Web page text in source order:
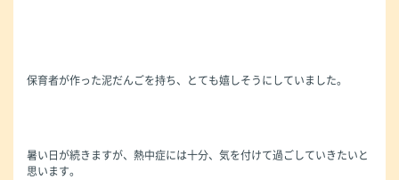
保育者が作った泥だんごを持ち、とても嬉しそうにしていました。
暑い日が続きますが、熱中症には十分、気を付けて過ごしていきたいと
思います。